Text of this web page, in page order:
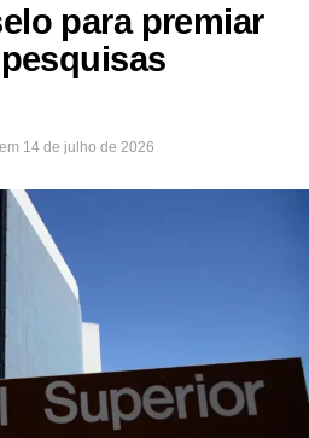
para premiar
em 14 de julho de 2026